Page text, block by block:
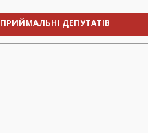
ПРИЙМАЛЬНІ ДЕПУТАТІВ